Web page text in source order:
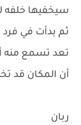
سيخفيها خلفه
ثم بدأت في
تعد تسمع منه
أن المكان قد
ربان